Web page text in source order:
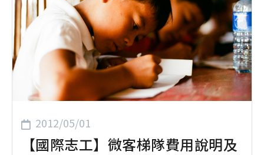
「引導方法及探討」、「線上課程」與「案例
討論」 等單元，完成必修課程則發予「研習證
明」。 透過每一次的專業培訓，...
2012/05/01
【國際志工】微客梯隊費用說明及